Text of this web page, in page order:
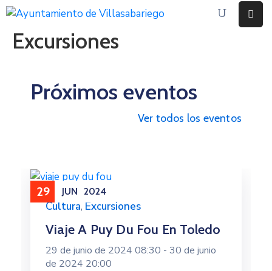
Ayuntamiento
Excursiones
Próximos eventos
Ver todos los eventos
29 JUN 2024
Cultura, Excursiones
Viaje A Puy Du Fou En Toledo
29 de junio de 2024 08:30 - 30 de junio
de 2024 20:00